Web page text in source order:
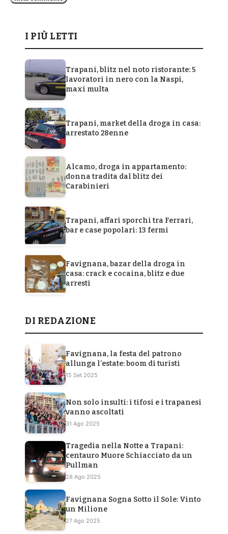
I PIÙ LETTI
Trapani, blitz nel noto ristorante: 5
lavoratori in nero con la Naspi,
maxi multa
Trapani, market della droga in casa:
arrestato 28enne
Alcamo, droga in appartamento:
donna tradita dal blitz dei
Carabinieri
Trapani, affari sporchi tra Ferrari,
bar e case popolari: 13 fermi
Favignana, bazar della droga in
casa: crack e cocaina, blitz e due
arresti
DI REDAZIONE
Favignana, la festa del patrono
allunga l’estate: boom di turisti
15 Set 2025
Non solo insulti: i tifosi e i trapanesi
vanno ascoltati
31 Ago 2025
Tragedia nella Notte a Trapani:
centauro Muore Schiacciato da un
Pullman
28 Ago 2025
Favignana Sogna Sotto il Sole: Vinto
un Milione
27 Ago 2025